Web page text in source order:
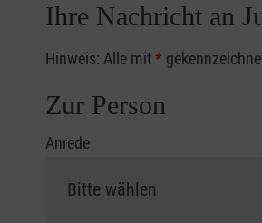
Ihre Nachricht an
Hinweis: Alle mit*
Zur Person
Anrede